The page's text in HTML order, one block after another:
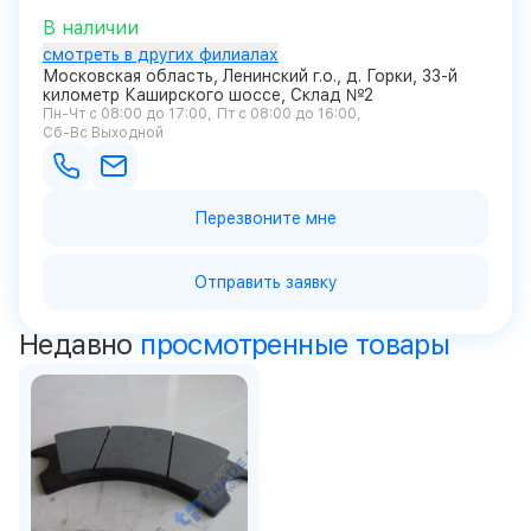
В наличии
смотреть в других филиалах
Московская область, Ленинский г.о., д. Горки, 33-й
километр Каширского шоссе, Склад №2
Пн-Чт с 08:00 до 17:00
Пт с 08:00 до 16:00
Сб-Вс Выходной
Перезвоните мне
Отправить заявку
Недавно просмотренные товары